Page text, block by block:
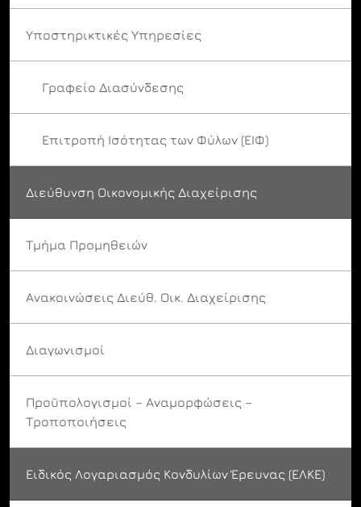
Υποστηρικτικές Υπηρεσίες
Γραφείο Διασύνδεσης
Επιτροπή Ισότητας των Φύλων (ΕΙΦ)
Διεύθυνση Οικονομικής Διαχείρισης
Τμήμα Προμηθειών
Ανακοινώσεις Διεύθ. Οικ. Διαχείρισης
Διαγωνισμοί
Προϋπολογισμοί – Αναμορφώσεις –
Τροποποιήσεις
Ειδικός Λογαριασμός Κονδυλίων Έρευνας (ΕΛΚΕ)